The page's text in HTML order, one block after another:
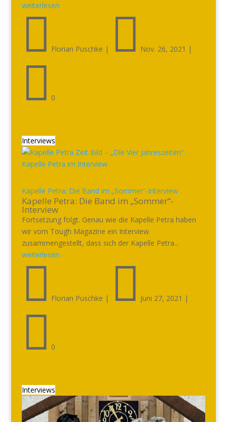
weiterlesen
 Florian Puschke |  Nov. 26, 2021 |
 0
Interviews
Kapelle Petra: Die Band im „Sommer“-Interview
Kapelle Petra: Die Band im „Sommer“-
Interview
Fortsetzung folgt. Genau wie die Kapelle Petra haben
wir vom Tough Magazine ein Interview
zusammengestellt, dass sich der Kapelle Petra...
weiterlesen
 Florian Puschke |  Juni 27, 2021 |
 0
Interviews